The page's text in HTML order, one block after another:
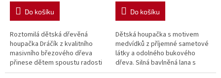
Do košíku
Roztomilá dětská dřevěná
houpačka Dráčík z kvalitního
masivního březového dřeva
přinese dětem spoustu radosti
a zábavy. Stabilní konstrukce,
Do košíku
Dětská houpačka s motivem
medvídků z příjemné sametové
látky a odolného bukového
dřeva. Silná bavlněná lana s
možností zkrácení jsou vhodná